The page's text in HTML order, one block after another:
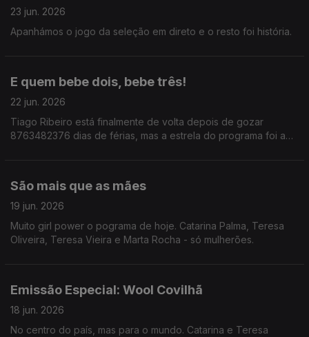
23 jun. 2026
Apanhámos o jogo da seleção em direto e o resto foi história.
E quem bebe dois, bebe três!
22 jun. 2026
Tiago Ribeiro está finalmente de volta depois de gozar
8763482376 dias de férias, mas a estrela do programa foi a
São mais que as mães
19 jun. 2026
Muito girl power o pograma de hoje. Catarina Palma, Teresa
Oliveira, Teresa Vieira e Marta Rocha - só mulherões.
Emissão Especial: Wool Covilhã
18 jun. 2026
No centro do país, mas para o mundo. Catarina e Teresa